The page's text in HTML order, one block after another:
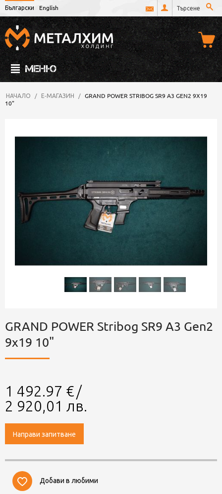
Български English
МЕНЮ
НАЧАЛО / Е-МАГАЗИН / GRAND POWER STRIBOG SR9 A3 GEN2 9X19
10"
GRAND POWER Stribog SR9 A3 Gen2
9x19 10"
1 492.97 € /
2 920,01 лв.
Направи запитване
Добави в любими